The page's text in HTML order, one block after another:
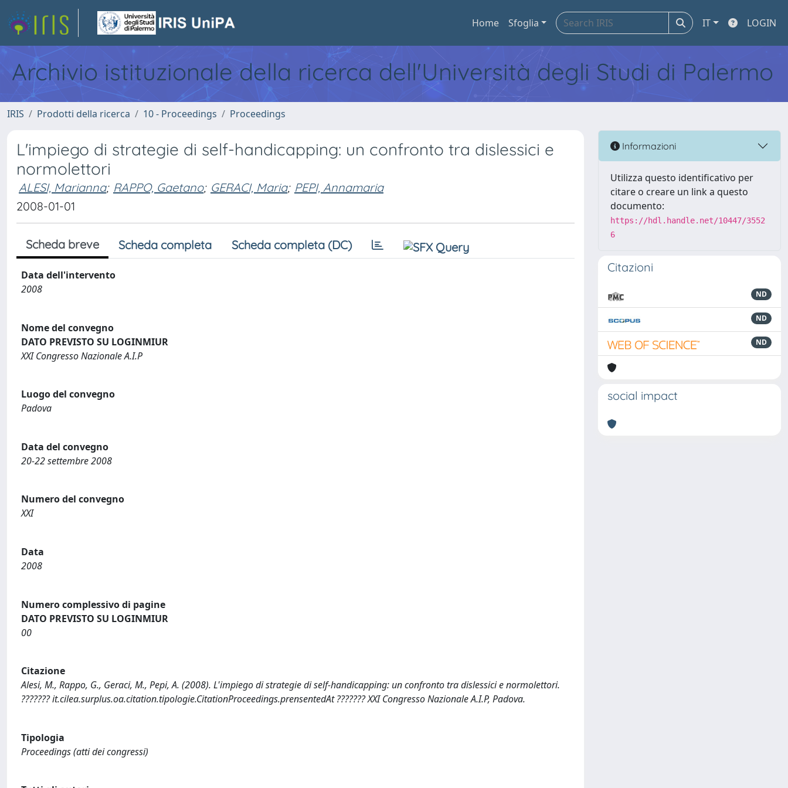
Home Sfoglia IT LOGIN
Archivio istituzionale della ricerca dell'Università degli Studi di Palermo
IRIS Prodotti della ricerca 10 - Proceedings Proceedings
L'impiego di strategie di self-handicapping: un confronto tra dislessici e
normolettori
ALESI, Marianna; RAPPO, Gaetano; GERACI, Maria; PEPI, Annamaria
2008-01-01
Scheda breve Scheda completa Scheda completa (DC)
Data dell'intervento
2008
Nome del convegno
DATO PREVISTO SU LOGINMIUR
XXI Congresso Nazionale A.I.P
Luogo del convegno
Padova
Data del convegno
20-22 settembre 2008
Numero del convegno
XXI
Data
2008
Numero complessivo di pagine
DATO PREVISTO SU LOGINMIUR
00
Citazione
Alesi, M., Rappo, G., Geraci, M., Pepi, A. (2008). L'impiego di strategie di self-handicapping: un confronto tra dislessici e normolettori.
??????? it.cilea.surplus.oa.citation.tipologie.CitationProceedings.prensentedAt ??????? XXI Congresso Nazionale A.I.P, Padova.
Tipologia
Proceedings (atti dei congressi)
Informazioni
Utilizza questo identificativo per
citare o creare un link a questo
documento:
https://hdl.handle.net/10447/3552
6
Citazioni
ND
ND
ND
social impact